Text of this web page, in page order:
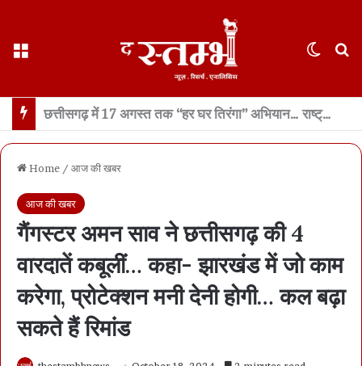
थानेदार भर्ती नतीजों में SPACE RANI और NEWS नामों पर बवाल… पीएससी का कड़ा खंडन- नाम वही जो फॉर्म में हैं… फेक नैरेटिव फैलाने का प्रयास- भाजपा
Home / आज की खबर
आज की खबर
गैंगस्टर अमन साव ने छत्तीसगढ़ की 4
वारदातें कबूलीं… कहा- झारखंड में जो काम
करेगा, प्रोटेक्शन मनी देनी होगी… कल बढ़ा
सकते हैं रिमांड